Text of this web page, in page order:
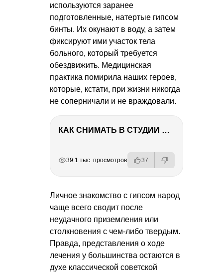
используются заранее
подготовленные, натертые гипсом
бинты. Их окунают в воду, а затем
фиксируют ими участок тела
больного, который требуется
обездвижить. Медицинская
практика помирила наших героев,
которые, кстати, при жизни никогда
не соперничали и не враждовали.
КАК СНИМАТЬ В СТУДИИ СО ВСПЫШКАМИ
39.1 тыс. просмотров 37
Личное знакомство с гипсом народ
чаще всего сводит после
неудачного приземления или
столкновения с чем-либо твердым.
Правда, представления о ходе
лечения у большинства остаются в
духе классической советской